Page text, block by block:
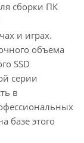
сборки ПК
и играх.
объема
SSD
серии
в
базе этого